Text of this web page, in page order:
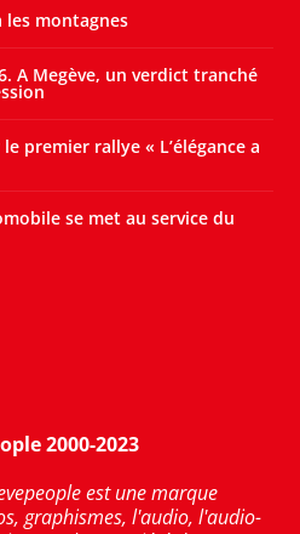
les montagnes
A Megève, un verdict tranché
premier rallye « L’élégance a
se met au service du
2000-2023
est une marque
graphismes, l'audio, l'audio-